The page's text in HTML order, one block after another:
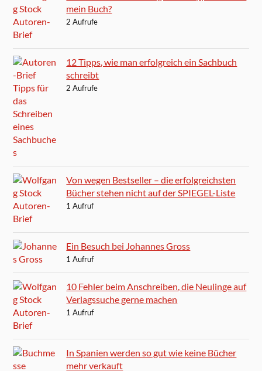
mein Buch?
2 Aufrufe
12 Tipps, wie man erfolgreich ein Sachbuch
schreibt
2 Aufrufe
Von wegen Bestseller – die erfolgreichsten
Bücher stehen nicht auf der SPIEGEL-Liste
1 Aufruf
Ein Besuch bei Johannes Gross
1 Aufruf
10 Fehler beim Anschreiben, die Neulinge auf
Verlagssuche gerne machen
1 Aufruf
In Spanien werden so gut wie keine Bücher
mehr verkauft